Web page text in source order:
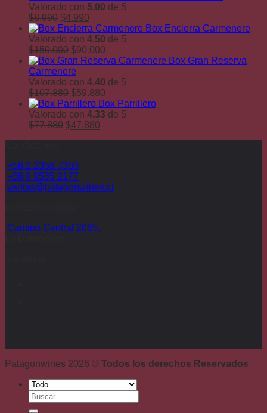
Valorado con 5.00 de 5
$8.990 El
precio
original
era:
$8.990.
$4.990
precio
actual
es:
$4.990.
Box Encierra Carmenere
Valorado con 4.50 de 5
$150.000 El
precio
original
era:
$150.000.
$90.000
precio
es:
Box Gran Reserva
Carmenere
Valorado con 4.40 de 5
$107.880 El
precio
original
era:
$59.880
precio
actual
Box Parrillero
Valorado con 4.33 de 5
$77.880 El
$77.880.
$47.880
+56 2 2359 7300
+56 9 9535 2177
ventas@patagonwines.cl
Camino Central 2085,
Patagonwines 2026 © Todos los derechos Reservados
Buscar
por: